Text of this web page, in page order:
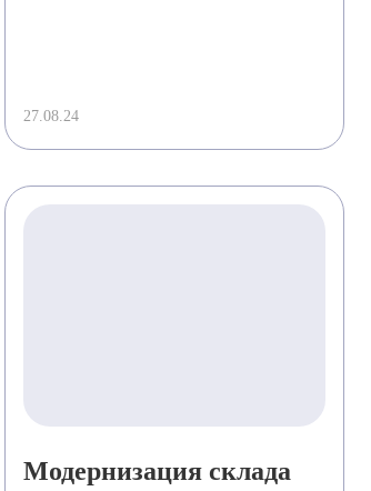
27.08.24
Модернизация склада